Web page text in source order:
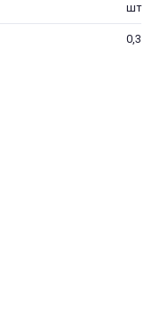
шт
0,3